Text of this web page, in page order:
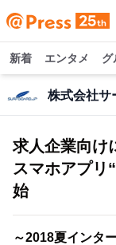
新着 エンタメ グ
株式会社サ
求人企業向け
スマホアプリ
始
～2018夏インタ